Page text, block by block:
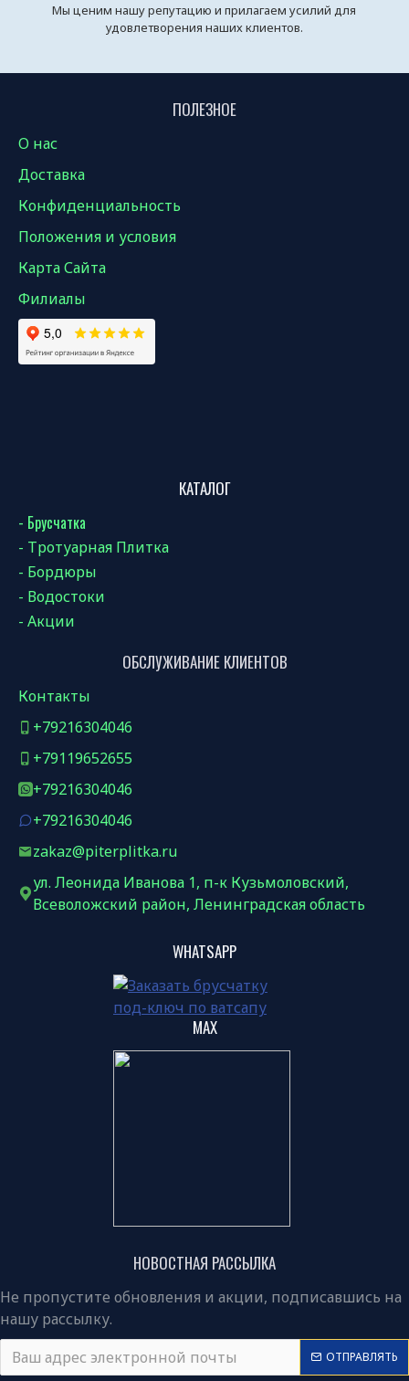
Мы ценим нашу репутацию и прилагаем усилий для
удовлетворения наших клиентов.
ПОЛЕЗНОЕ
О нас
Доставка
Конфиденциальность
Положения и условия
Карта Сайта
Филиалы
КАТАЛОГ
- Брусчатка
- Тротуарная Плитка
- Бордюры
- Водостоки
- Акции
ОБСЛУЖИВАНИЕ КЛИЕНТОВ
Контакты
+79216304046
+79119652655
+79216304046
+79216304046
zakaz@piterplitka.ru
ул. Леонида Иванова 1, п-к Кузьмоловский,
Всеволожский район, Ленинградская область
WHATSAPP
MAX
НОВОСТНАЯ РАССЫЛКА
Не пропустите обновления и акции, подписавшись на
нашу рассылку.
ОТПРАВЛЯТЬ